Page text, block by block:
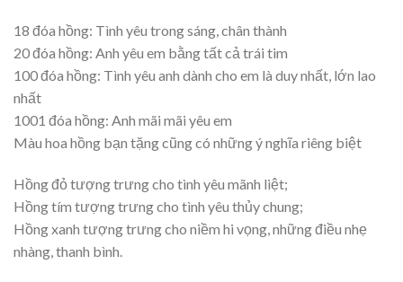
18 đóa hồng: Tình yêu trong sáng, chân thành
20 đóa hồng: Anh yêu em bằng tất cả trái tim
100 đóa hồng: Tình yêu anh dành cho em là duy nhất, lớn lao
nhất
1001 đóa hồng: Anh mãi mãi yêu em
Màu hoa hồng bạn tặng cũng có những ý nghĩa riêng biệt
Hồng đỏ tượng trưng cho tình yêu mãnh liệt;
Hồng tím tượng trưng cho tình yêu thủy chung;
Hồng xanh tượng trưng cho niềm hi vọng, những điều nhẹ
nhàng, thanh bình.